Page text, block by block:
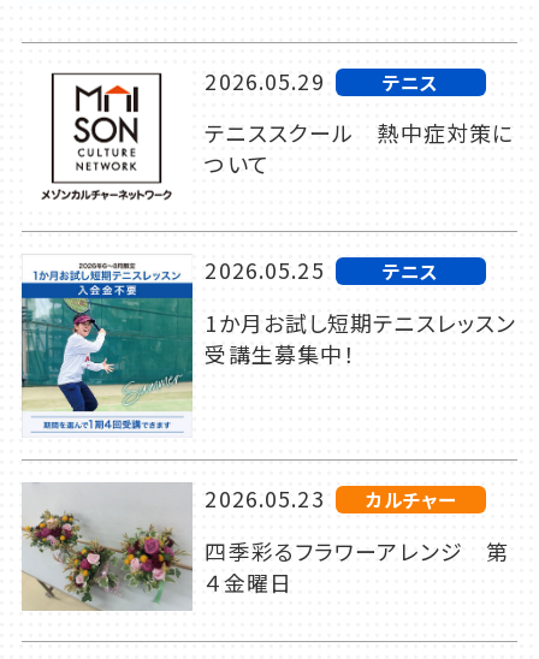
2026.05.29 テニス
テニススクール 熱中症対策に
ついて
2026.05.25 テニス
1か月お試し短期テニスレッスン
受講生募集中！
2026.05.23 カルチャー
四季彩るフラワーアレンジ 第
４金曜日